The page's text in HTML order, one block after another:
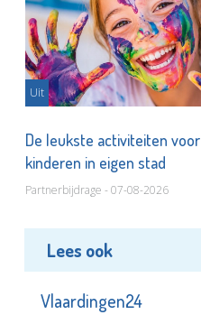
Uit
De leukste activiteiten voor
kinderen in eigen stad
Partnerbijdrage - 07-08-2026
Lees ook
Vlaardingen24